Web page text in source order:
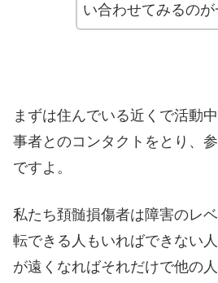
い合わせてみるのが
まずは住んでいる近くで活動
事者とのコンタクトをとり、
ですよ。
私たち頚髄損傷者は障害のレ
転できる人もいればできない
が遠くなればそれだけで他の